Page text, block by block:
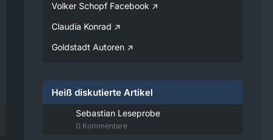
Inhalte von externen Seiten
werden ohne Ihre
Zustimmung nicht
automatisch geladen und
Alle externen Inhalte anzeigen
externen Inhalte erklären Sie sich
damit einverstanden, dass
personenbezogene Daten an
Volker Schopf Facebook
Claudia Konrad
Goldstadt Autoren
Heiß diskutierte Artikel
Sebastian Leseprobe
0 Kommentare